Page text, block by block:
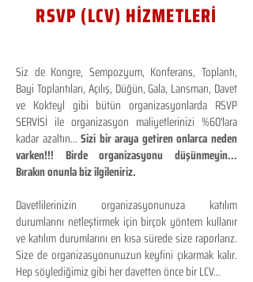
RSVP (LCV) HİZMETLERİ
Siz de Kongre, Sempozyum, Konferans, Toplantı,
Bayi Toplantıları, Açılış, Düğün, Gala, Lansman, Davet
ve Kokteyl gibi bütün organizasyonlarda RSVP
SERVİSİ ile organizasyon maliyetlerinizi %60'lara
kadar azaltın...Sizi bir araya getiren onlarca neden
varken!!! Birde organizasyonu düşünmeyin...
Bırakın onunla biz ilgileniriz.
Davetlilerinizin organizasyonunuza katılım
durumlarını netleştirmek için birçok yöntem kullanır
ve katılım durumlarını en kısa sürede size raporlarız.
Size de organizasyonunuzun keyfini çıkarmak kalır.
Hep söylediğimiz gibi her davetten önce bir LCV...